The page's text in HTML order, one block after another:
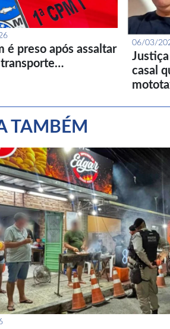
é preso após assaltar
06/03/
casal
TAMBÉM